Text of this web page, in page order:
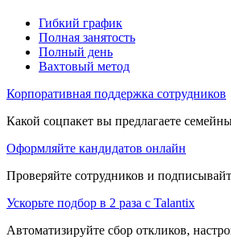
Гибкий график
Полная занятость
Полный день
Вахтовый метод
Корпоративная поддержка сотрудников
Какой соцпакет вы предлагаете
Оформляйте кандидатов онлайн
Проверяйте сотрудников и
Ускорьте подбор в 2 раза с Talantix
Автоматизируйте сбор откликов,